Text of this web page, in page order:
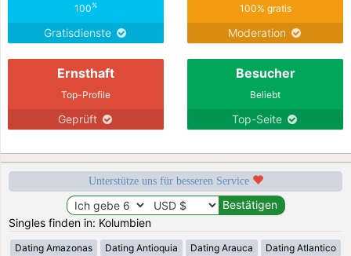
100%
Gratisdienste
100% gratis
Moderation
Ernsthaft
Top-Profile
Geprüft
Besucher
Beliebt
Top-Seite
Unterstütze uns für besseren Service
Singles finden in: Kolumbien
Dating Amazonas Dating Antioquia Dating Arauca Dating Atlantico